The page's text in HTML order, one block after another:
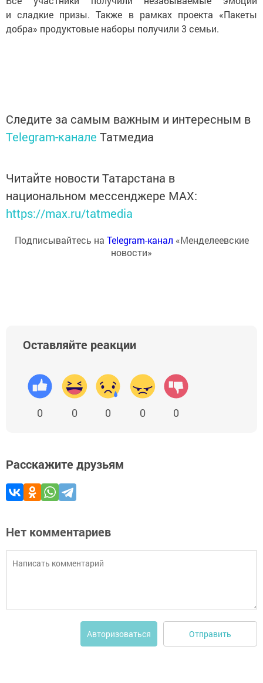
и сладкие призы. Также в рамках проекта «Пакеты
добра» продуктовые наборы получили 3 семьи.
Следите за самым важным и интересным в
Telegram-канале Татмедиа
Читайте новости Татарстана в
национальном мессенджере MАХ:
https://max.ru/tatmedia
Подписывайтесь на Telegram-канал «Менделеевские
новости»
Оставляйте реакции
0 0 0 0 0
Расскажите друзьям
Нет комментариев
Авторизоваться Отправить